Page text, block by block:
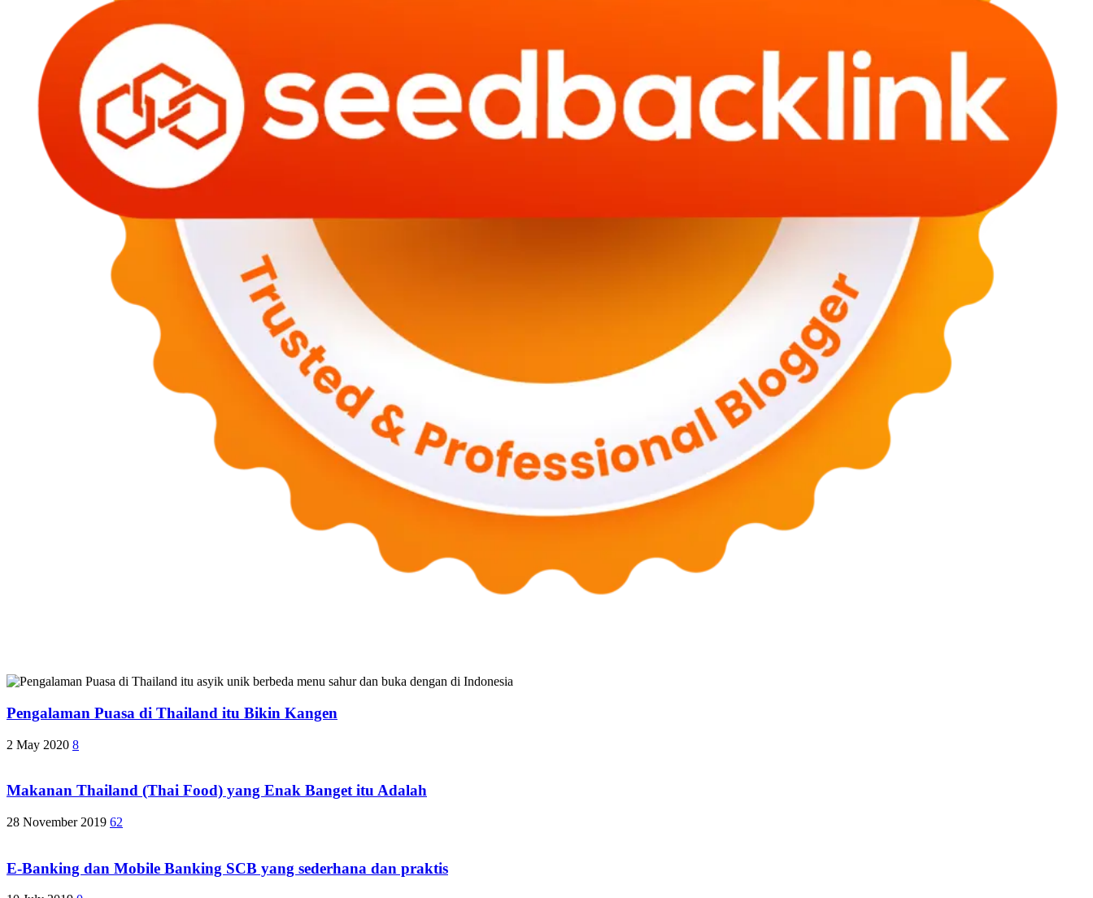
Pengalaman Puasa di Thailand itu Bikin Kangen
2 May 2020 8
Makanan Thailand (Thai Food) yang Enak Banget itu Adalah
28 November 2019 62
E-Banking dan Mobile Banking SCB yang sederhana dan praktis